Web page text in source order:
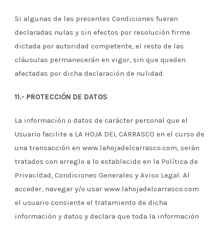
Si algunas de las presentes Condiciones fueran
declaradas nulas y sin efectos por resolución firme
dictada por autoridad competente, el resto de las
cláusulas permanecerán en vigor, sin que queden
afectadas por dicha declaración de nulidad.
11.- PROTECCIÓN DE DATOS
La información o datos de carácter personal que el
Usuario facilite a LA HOJA DEL CARRASCO en el curso de
una transacción en www.lahojadelcarrasco.com, serán
tratados con arreglo a lo establecido en la Política de
Privacidad, Condiciones Generales y Aviso Legal. Al
acceder, navegar y/o usar www.lahojadelcarrasco.com
el usuario consiente el tratamiento de dicha
información y datos y declara que toda la información